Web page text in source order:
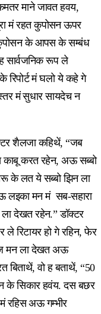
माने जावत हवय,
मं रहत कुपोसन ऊपर
के आपस के सम्बंध
सार्वजनिक रूप ले
मं घलो ये कहे गे
मं सुधार सायदेच न
शैलजा कहिथें, “जब
करत रहेन, अऊ सब्बो
के लत ये सब्बो झिन ला
लइका मन मं सब-सहारा
देखत रहेन.” डॉक्टर
रिटायर हो गे रहिन, फेर
मन ला देखत अऊ
बिताथें, वो ह बताथें, “50
के सिकार हवंय. दस बछर
रहिस अऊ गम्भीर